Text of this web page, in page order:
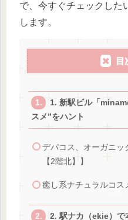
で、今すぐチェックした
します。
目
1. 新駅ビル「
スメ”をハント
デパコス、オーガニッ
【2階北】】
癒し系ナチュラルコス
2. 駅ナカ（ekie）で